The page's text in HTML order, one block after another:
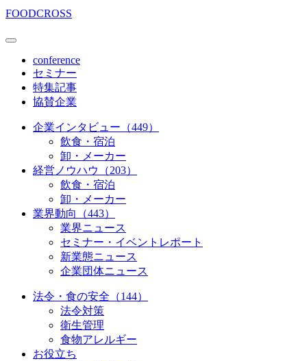
FOODCROSS
conference
セミナー
特集記事
協賛企業
企業インタビュー（449）
飲食・宿泊
卸・メーカー
経営ノウハウ（203）
飲食・宿泊
卸・メーカー
業界動向（443）
業界ニュース
セミナー・イベントレポート
新業態ニュース
企業団体ニュース
法令・食の安全（144）
法令対策
衛生管理
食物アレルギー
お役立ち